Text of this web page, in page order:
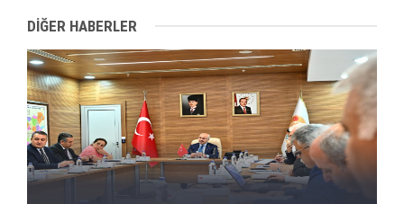
DİĞER HABERLER